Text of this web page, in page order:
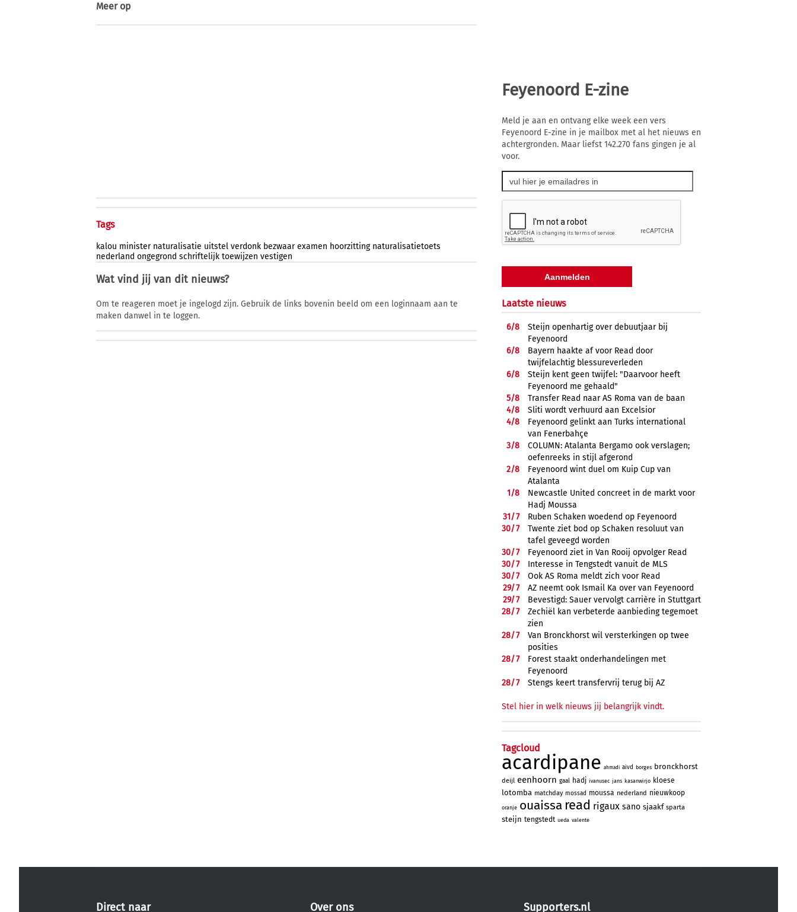
Meer op
Tags
kalou minister naturalisatie uitstel verdonk bezwaar examen hoorzitting naturalisatietoets
nederland ongegrond schriftelijk toewijzen vestigen
Wat vind jij van dit nieuws?
Om te reageren moet je ingelogd zijn. Gebruik de links bovenin beeld om een loginnaam aan te
maken danwel in te loggen.
Feyenoord E-zine
Meld je aan en ontvang elke week een vers
Feyenoord E-zine in je mailbox met al het nieuws en
achtergronden. Maar liefst 142.270 fans gingen je al
voor.
Laatste nieuws
6/8
Steijn openhartig over debuutjaar bij
Feyenoord
6/8
Bayern haakte af voor Read door
twijfelachtig blessureverleden
6/8
Steijn kent geen twijfel: "Daarvoor heeft
Feyenoord me gehaald"
5/8
Transfer Read naar AS Roma van de baan
4/8
Sliti wordt verhuurd aan Excelsior
4/8
Feyenoord gelinkt aan Turks international
van Fenerbahçe
3/8
COLUMN: Atalanta Bergamo ook verslagen;
oefenreeks in stijl afgerond
2/8
Feyenoord wint duel om Kuip Cup van
Atalanta
1/8
Newcastle United concreet in de markt voor
Hadj Moussa
31/7
Ruben Schaken woedend op Feyenoord
30/7
Twente ziet bod op Schaken resoluut van
tafel geveegd worden
30/7
Feyenoord ziet in Van Rooij opvolger Read
30/7
Interesse in Tengstedt vanuit de MLS
30/7
Ook AS Roma meldt zich voor Read
29/7
AZ neemt ook Ismail Ka over van Feyenoord
29/7
Bevestigd: Sauer vervolgt carrière in Stuttgart
28/7
Zechiël kan verbeterde aanbieding tegemoet
zien
28/7
Van Bronckhorst wil versterkingen op twee
posities
28/7
Forest staakt onderhandelingen met
Feyenoord
28/7 Stengs keert transfervrij terug bij AZ
Stel hier in welk nieuws jij belangrijk vindt.
Tagcloud
acardipane ahmadi aivd borges bronckhorst
deijl eenhoorn gaal hadj ivanusec jans kasanwirjo kloese
lotomba matchday mossad moussa nederland nieuwkoop
oranje ouaissa read rigaux sano sjaakf sparta
steijn tengstedt ueda valente
Direct naar Over ons Supporters.nl